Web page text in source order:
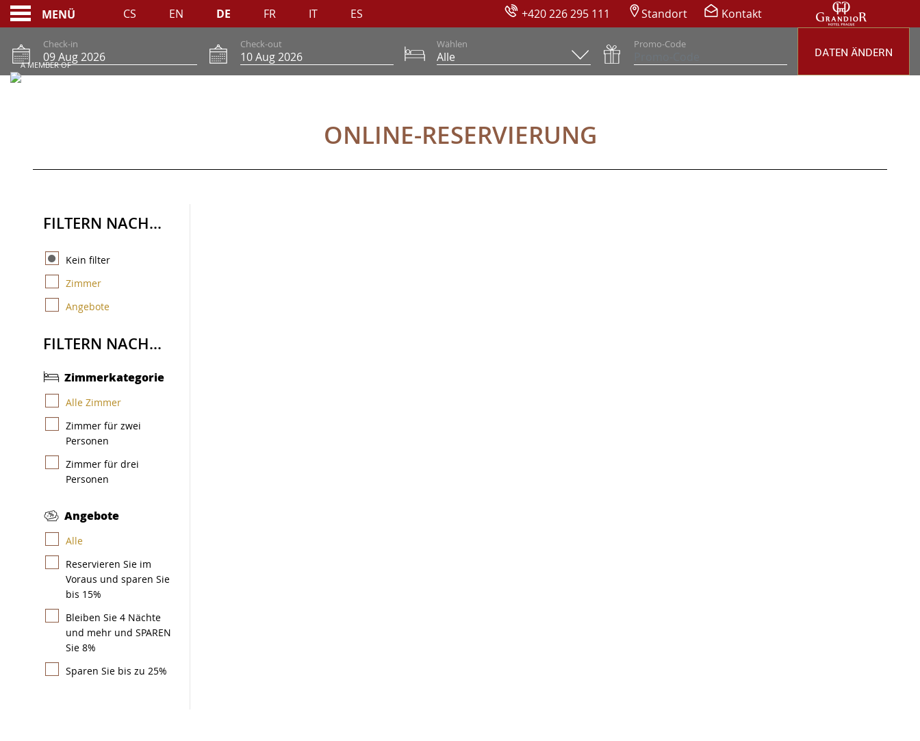
ONLINE-RESERVIERUNG
A MEMBER OF
+420 226 295 111 Standort Kontakt
MENÜ CS EN DE FR IT ES
Check-in Check-out Wählen Promo-Code
DATEN ÄNDERN
ONLINE-RESERVIERUNG
FILTERN NACH...
Kein filter
Zimmer
Angebote
FILTERN NACH...
Zimmerkategorie
Alle Zimmer
Zimmer für zwei
Personen
Zimmer für drei
Personen
Angebote
Alle
Reservieren Sie im
Voraus und sparen Sie
bis 15%
Bleiben Sie 4 Nächte
und mehr und SPAREN
Sie 8%
Sparen Sie bis zu 25%